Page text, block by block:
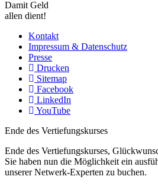
Damit Geld
allen dient!
Kontakt
Impressum & Datenschutz
Presse
Drucken
Sitemap
Facebook
LinkedIn
YouTube
Ende des Vertiefungskurses
Ende des Vertiefungskurses,
Sie haben nun die Möglichkeit ein
unserer Netwerk-Experten zu buchen.